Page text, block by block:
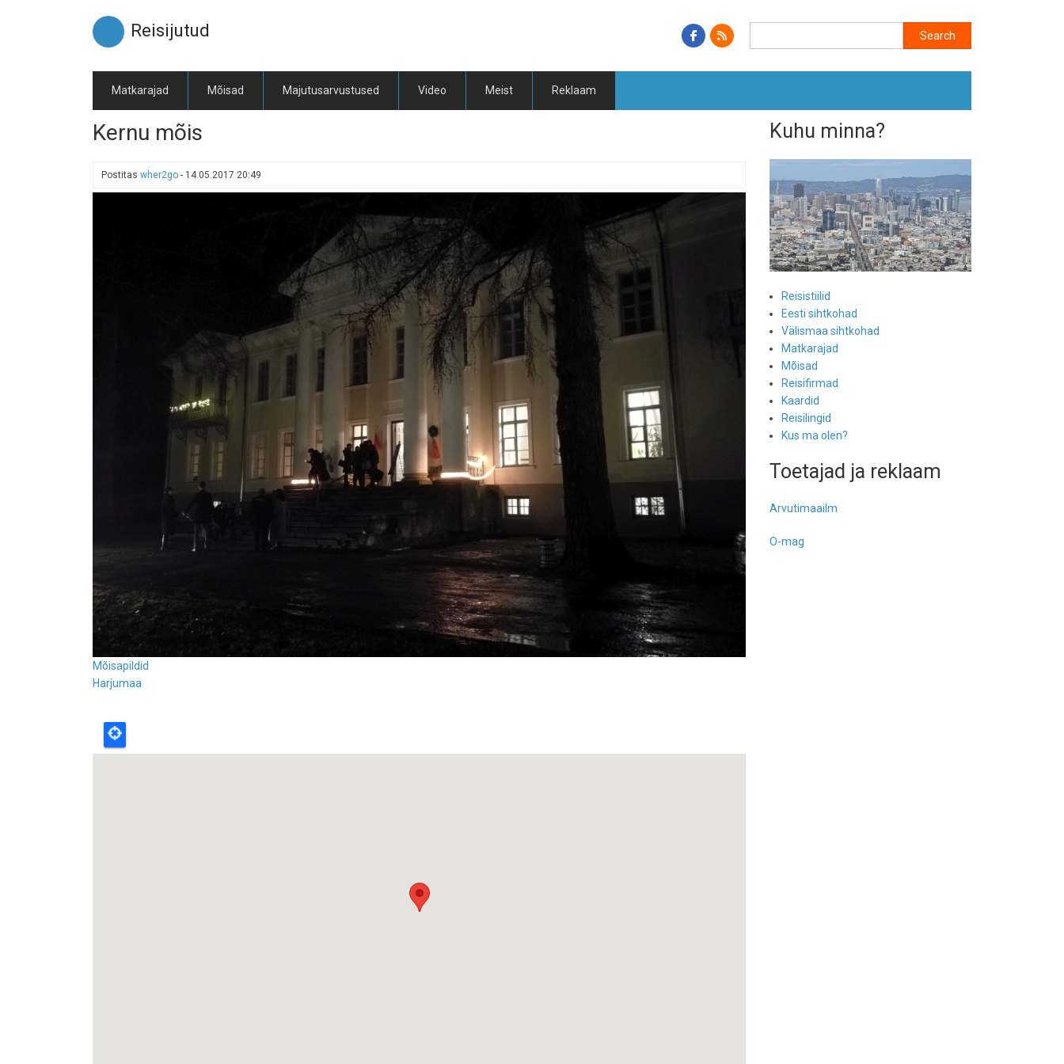
Reisijutud
Matkarajad Mõisad Majutusarvustused Video Meist Reklaam
Kernu mõis
Postitas wher2go - 14.05.2017 20:49
Mõisapildid
Harjumaa
Kuhu minna?
Reisistiilid
Eesti sihtkohad
Välismaa sihtkohad
Matkarajad
Mõisad
Reisifirmad
Kaardid
Reisilingid
Kus ma olen?
Toetajad ja reklaam
Arvutimaailm
O-mag